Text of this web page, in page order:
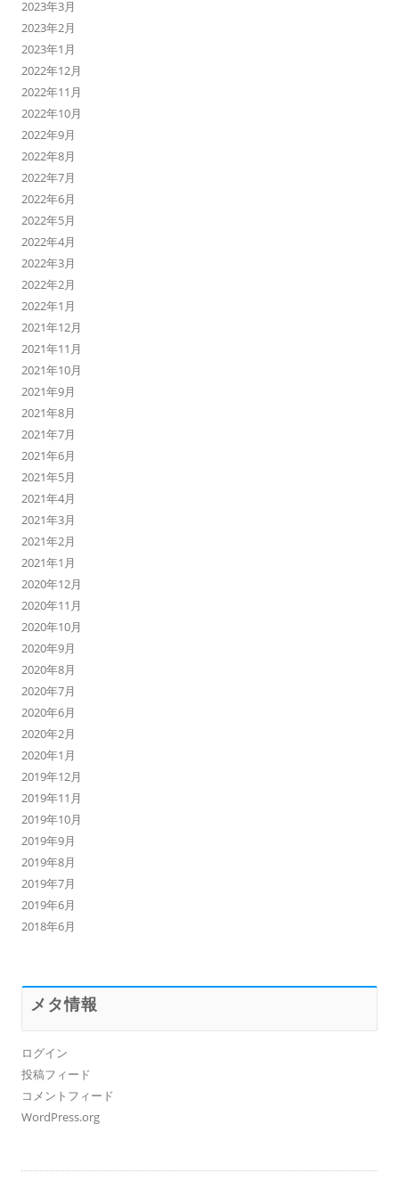
2023年3月
2023年2月
2023年1月
2022年12月
2022年11月
2022年10月
2022年9月
2022年8月
2022年7月
2022年6月
2022年5月
2022年4月
2022年3月
2022年2月
2022年1月
2021年12月
2021年11月
2021年10月
2021年9月
2021年8月
2021年7月
2021年6月
2021年5月
2021年4月
2021年3月
2021年2月
2021年1月
2020年12月
2020年11月
2020年10月
2020年9月
2020年8月
2020年7月
2020年6月
2020年2月
2020年1月
2019年12月
2019年11月
2019年10月
2019年9月
2019年8月
2019年7月
2019年6月
2018年6月
メタ情報
ログイン
投稿フィード
コメントフィード
WordPress.org